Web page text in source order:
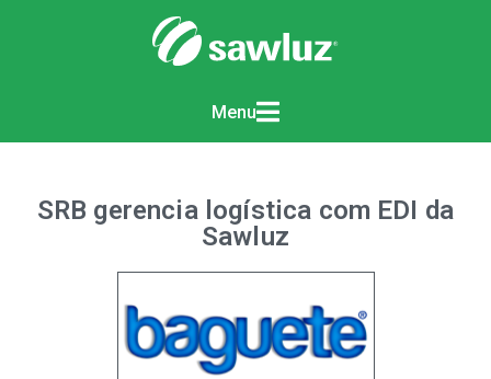
Menu
SRB gerencia logística com EDI da
Sawluz